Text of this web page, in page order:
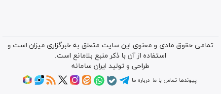
تمامی حقوق مادی و معنوی این سایت متعلق به خبرگزاری میزان است و
استفاده از آن با ذکر منبع بلامانع است.
طراحی و تولید ایران سامانه
پیوندها تماس با ما درباره ما